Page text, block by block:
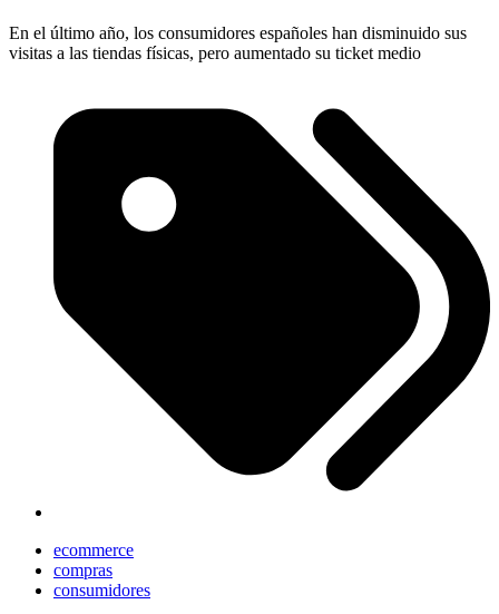
En el último año, los consumidores españoles han disminuido sus
visitas a las tiendas físicas, pero aumentado su ticket medio
ecommerce
compras
consumidores